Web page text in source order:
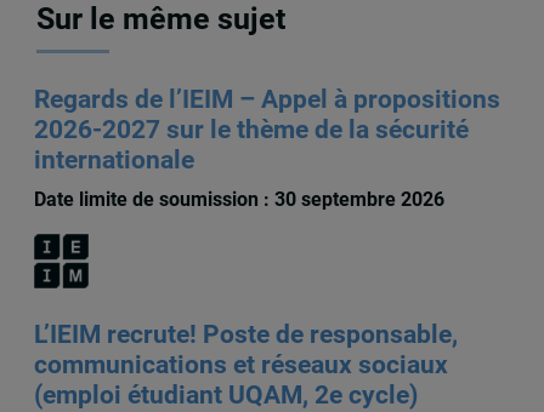
Sur le même sujet
Regards de l’IEIM – Appel à propositions
2026-2027 sur le thème de la sécurité
internationale
Date limite de soumission : 30 septembre 2026
L’IEIM recrute! Poste de responsable,
communications et réseaux sociaux
(emploi étudiant UQAM, 2e cycle)